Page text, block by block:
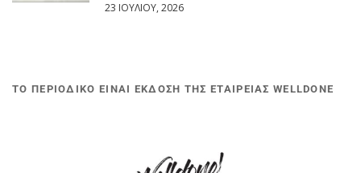
23 ΙΟΥΛΊΟΥ, 2026
ΤΟ ΠΕΡΙΟΔΙΚΟ ΕΙΝΑΙ ΕΚΔΟΣΗ ΤΗΣ ΕΤΑΙΡΕΙΑΣ WELLDONE